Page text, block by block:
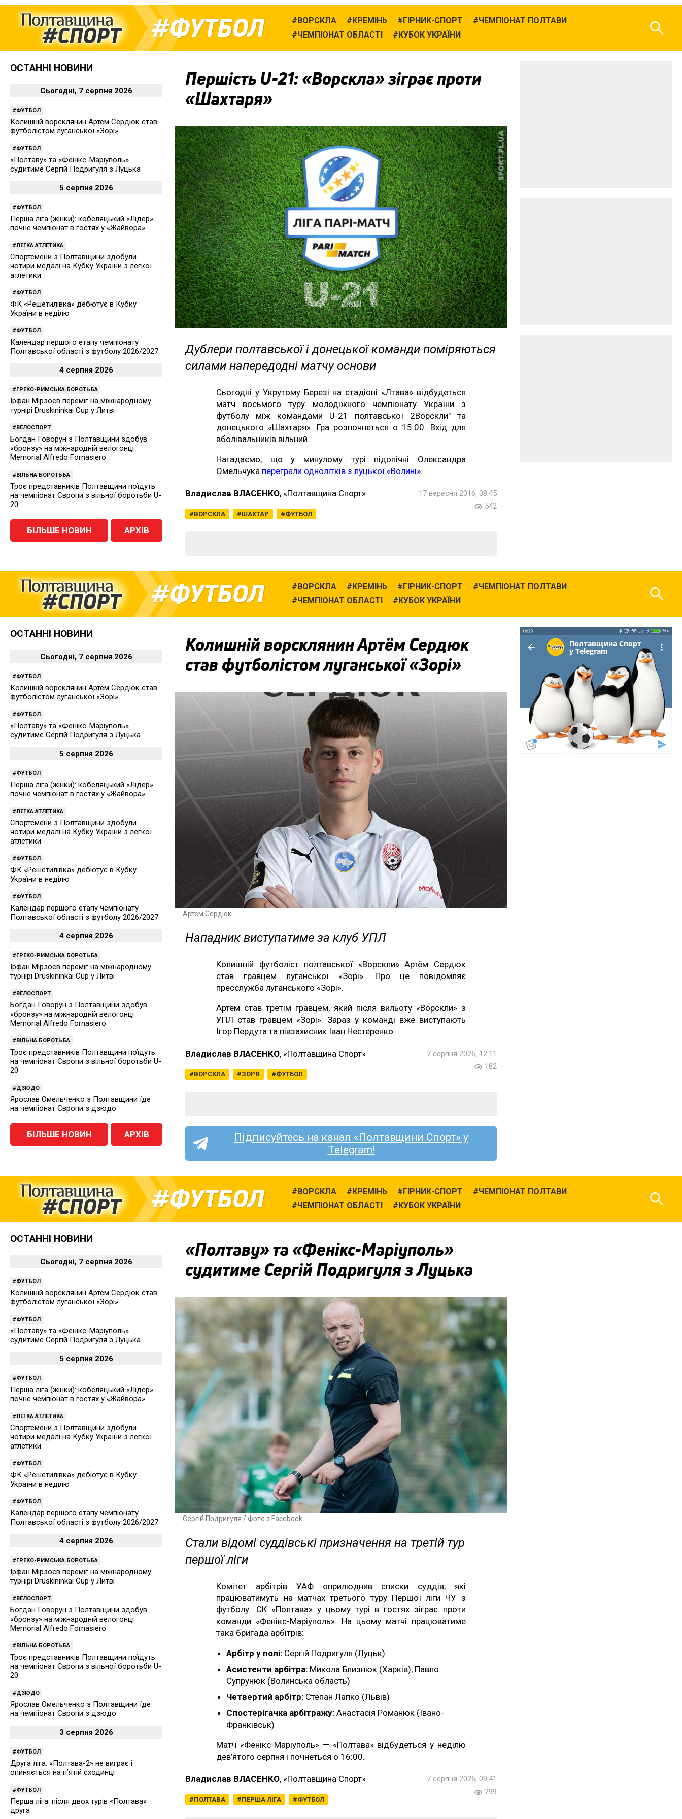
ФУТБОЛ ВОРСКЛА КРЕМІНЬ ГІРНИК-СПОРТ
ЧЕМПІОНАТ ПОЛТАВИ
ЧЕМПІОНАТ ОБЛАСТІ
КУБОК УКРАЇНИ
Першість U-21: «Ворскла» зіграє проти
«Шахтаря»
Дублери полтавської і донецької команди поміряються
силами напередодні матчу основи
Сьогодні у Укрутому Березі на стадіоні «Лтава» відбудеться
матч восьмого туру молодіжного чемпіонату України з
футболу між командами U-21 полтавської 2Ворскли" та
донецького «Шахтаря». Гра розпочнеться о 15:00. Вхід для
вболівальників вільний.
Нагадаємо, що у минулому турі підопічні Олександра
Омельчука переграли однолітків з луцької «Волині».
Владислав ВЛАСЕНКО, «Полтавщина Спорт»
ВОРСКЛА ШАХТАР ФУТБОЛ
17 вересня 2016, 08:45
542
ОСТАННІ НОВИНИ
Сьогодні, 7 серпня 2026
ФУТБОЛ
Колишній ворсклянин Артём Сердюк став
футболістом луганської «Зорі»
ФУТБОЛ
«Полтаву» та «Фенікс-Маріуполь»
судитиме Сергій Подригуля з Луцька
5 серпня 2026
ФУТБОЛ
Перша ліга (жінки): кобеляцький «Лідер»
почне чемпіонат в гостях у «Жайвора»
ЛЕГКА АТЛЕТИКА
Спортсмени з Полтавщини здобули
чотири медалі на Кубку України з легкої
атлетики
ФУТБОЛ
ФК «Решетилівка» дебютує в Кубку
України в неділю
ФУТБОЛ
Календар першого етапу чемпіонату
Полтавської області з футболу 2026/2027
4 серпня 2026
ГРЕКО-РИМСЬКА БОРОТЬБА
Ірфан Мірзоєв переміг на міжнародному
турнірі Druskininkai Cup у Литві
ВЕЛОСПОРТ
Богдан Говорун з Полтавщини здобув
«бронзу» на міжнародній велогонці
Memorial Alfredo Fornasiero
ВІЛЬНА БОРОТЬБА
Троє представників Полтавщини поїдуть
на чемпіонат Європи з вільної боротьби U-
20
БІЛЬШЕ НОВИН АРХІВ
ФУТБОЛ ВОРСКЛА КРЕМІНЬ ГІРНИК-СПОРТ
ЧЕМПІОНАТ ПОЛТАВИ
ЧЕМПІОНАТ ОБЛАСТІ
КУБОК УКРАЇНИ
Колишній ворсклянин Артём Сердюк
став футболістом луганської «Зорі»
Артем Сердюк
Нападник виступатиме за клуб УПЛ
Колишній футболіст полтавської «Ворскли» Артём Сердюк
став гравцем луганської «Зорі». Про це повідомляє
пресслужба луганського «Зорі».
Артём став трётім гравцем, який після вильоту «Ворскли» з
УПЛ став гравцем «Зорі». Зараз у команді вже виступають
Ігор Пердута та півзахисник Іван Нестеренко.
Владислав ВЛАСЕНКО, «Полтавщина Спорт»
ВОРСКЛА ЗОРЯ ФУТБОЛ
7 серпня 2026, 12:11
182
Підписуйтесь на канал «Полтавщини Спорт» у
Telegram!
ОСТАННІ НОВИНИ
Сьогодні, 7 серпня 2026
ФУТБОЛ
Колишній ворсклянин Артём Сердюк став
футболістом луганської «Зорі»
ФУТБОЛ
«Полтаву» та «Фенікс-Маріуполь»
судитиме Сергій Подригуля з Луцька
5 серпня 2026
ФУТБОЛ
Перша ліга (жінки): кобеляцький «Лідер»
почне чемпіонат в гостях у «Жайвора»
ЛЕГКА АТЛЕТИКА
Спортсмени з Полтавщини здобули
чотири медалі на Кубку України з легкої
атлетики
ФУТБОЛ
ФК «Решетилівка» дебютує в Кубку
України в неділю
ФУТБОЛ
Календар першого етапу чемпіонату
Полтавської області з футболу 2026/2027
4 серпня 2026
ГРЕКО-РИМСЬКА БОРОТЬБА
Ірфан Мірзоєв переміг на міжнародному
турнірі Druskininkai Cup у Литві
ВЕЛОСПОРТ
Богдан Говорун з Полтавщини здобув
«бронзу» на міжнародній велогонці
Memorial Alfredo Fornasiero
ВІЛЬНА БОРОТЬБА
Троє представників Полтавщини поїдуть
на чемпіонат Європи з вільної боротьби U-
20
ДЗЮДО
Ярослав Омельченко з Полтавщини їде
на чемпіонат Європи з дзюдо
БІЛЬШЕ НОВИН АРХІВ
ФУТБОЛ ВОРСКЛА КРЕМІНЬ ГІРНИК-СПОРТ
ЧЕМПІОНАТ ПОЛТАВИ
ЧЕМПІОНАТ ОБЛАСТІ
КУБОК УКРАЇНИ
«Полтаву» та «Фенікс-Маріуполь»
судитиме Сергій Подригуля з Луцька
Сергій Подригуля / Фото з Facebook
Стали відомі суддівські призначення на третій тур
першої ліги
Комітет арбітрів УАФ оприлюднив списки суддів, які
працюватимуть на матчах третього туру Першої ліги ЧУ з
футболу. СК «Полтава» у цьому турі в гостях зіграє проти
команди «Фенікс-Маріуполь». На цьому матчі працюватиме
така бригада арбітрів:
Арбітр у полі: Сергій Подригуля (Луцьк)
Асистенти арбітра: Микола Близнюк (Харків), Павло
Супрунюк (Волинська область)
Четвертий арбітр: Степан Лапко (Львів)
Спостерігачка арбітражу:Анастасія Романюк (Івано-
Франківськ)
Матч «Фенікс-Маріуполь» — «Полтава» відбудеться у неділю
дев’ятого серпня і почнеться о 16:00.
Владислав ВЛАСЕНКО, «Полтавщина Спорт»
ПОЛТАВА ПЕРША ЛІГА ФУТБОЛ
7 серпня 2026, 09:41
299
ОСТАННІ НОВИНИ
Сьогодні, 7 серпня 2026
ФУТБОЛ
Колишній ворсклянин Артём Сердюк став
футболістом луганської «Зорі»
ФУТБОЛ
«Полтаву» та «Фенікс-Маріуполь»
судитиме Сергій Подригуля з Луцька
5 серпня 2026
ФУТБОЛ
Перша ліга (жінки): кобеляцький «Лідер»
почне чемпіонат в гостях у «Жайвора»
ЛЕГКА АТЛЕТИКА
Спортсмени з Полтавщини здобули
чотири медалі на Кубку України з легкої
атлетики
ФУТБОЛ
ФК «Решетилівка» дебютує в Кубку
України в неділю
ФУТБОЛ
Календар першого етапу чемпіонату
Полтавської області з футболу 2026/2027
4 серпня 2026
ГРЕКО-РИМСЬКА БОРОТЬБА
Ірфан Мірзоєв переміг на міжнародному
турнірі Druskininkai Cup у Литві
ВЕЛОСПОРТ
Богдан Говорун з Полтавщини здобув
«бронзу» на міжнародній велогонці
Memorial Alfredo Fornasiero
ВІЛЬНА БОРОТЬБА
Троє представників Полтавщини поїдуть
на чемпіонат Європи з вільної боротьби U-
20
ДЗЮДО
Ярослав Омельченко з Полтавщини їде
на чемпіонат Європи з дзюдо
3 серпня 2026
ФУТБОЛ
Друга ліга: «Полтава-2» не виграє і
опиняється на п’ятій сходинці
ФУТБОЛ
Перша ліга: після двох турів «Полтава»
друга